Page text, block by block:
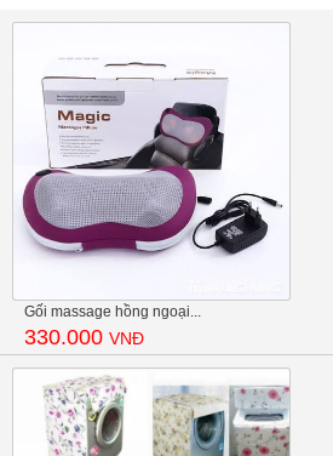
Gối massage hồng ngoại...
330.000 VNĐ